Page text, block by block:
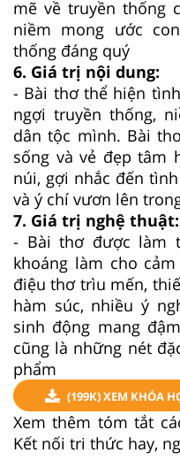
mẽ về truyền thống
niềm mong ước
thống đáng quý
6. Giá trị nội dung:
- Bài thơ thể hiện
ngợi truyền thống,
dân tộc mình. Bài
sống và vẻ đẹp tâm
núi, gợi nhắc đến
và ý chí vươn lên
7. Giá trị nghệ thuật:
- Bài thơ được làm
khoáng làm cho
điệu thơ trìu mến,
hàm súc, nhiều ý
sinh động mang
cũng là những nét
phẩm
(199K) XEM KHÓA
Xem thêm tóm tắt
Kết nối tri thức hay,